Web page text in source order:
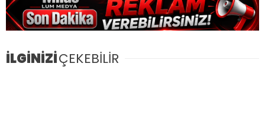
İLGİNİZİÇEKEBİLİR